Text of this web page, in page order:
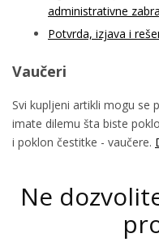
administrativne
Potvrda, izjava i
Vaučeri
Svi kupljeni artikli mogu se
imate dilemu šta biste
i poklon čestitke - vaučere.
Ne